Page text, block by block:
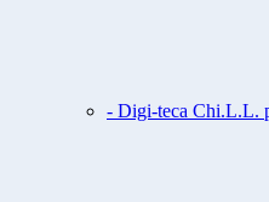
- Digi-teca Chi.L.L.